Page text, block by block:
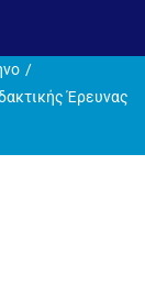
Έρευνας